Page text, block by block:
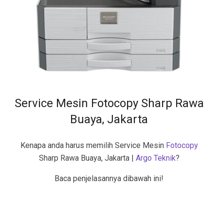
Service Mesin Fotocopy Sharp Rawa
Buaya, Jakarta
Kenapa anda harus memilih Service Mesin Fotocopy
Sharp Rawa Buaya, Jakarta | Argo Teknik?
Baca penjelasannya dibawah ini!